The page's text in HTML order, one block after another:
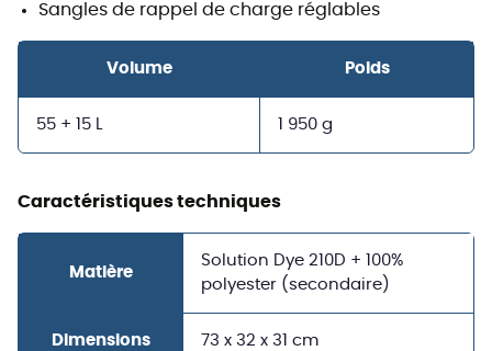
Sangles de rappel de charge réglables
Volume Poids
55 + 15 L 1 950 g
Caractéristiques techniques
Matière
Solution Dye 210D + 100%
polyester (secondaire)
Dimensions 73 x 32 x 31 cm